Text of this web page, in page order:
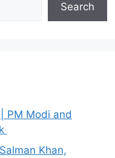
Search
| PM Modi and
Khan,